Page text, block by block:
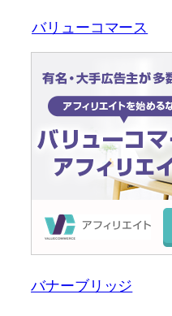
バリューコマース
バナーブリッジ